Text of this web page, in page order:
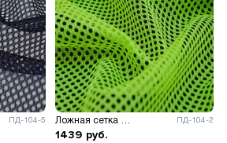
ПД-104-5 ПД-104-2
1439 руб.